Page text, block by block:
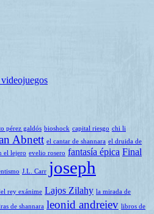
pérez galdós bioshock capital riesgo chi li
Abnett el cantar de shannara el druida de
el lejero evelio rosero fantasía épica Final
J.L. Carr joseph
rey exánime Lajos Zilahy la mirada de
de shannara leonid andreiev libros de